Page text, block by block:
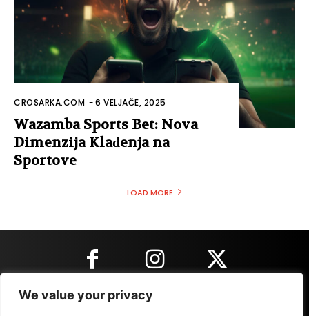
We value your privacy
CROSARKA.COM -6 VELJAČE, 2025
Wazamba Sports Bet: Nova
Dimenzija Klađenja na
Sportove
LOAD MORE
KONTAKT INFORMACIJE